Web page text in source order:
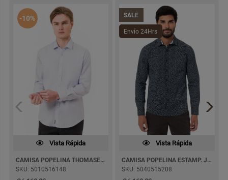
-10%
Vista Rápida
CAMISA POPELINA THOMASEL 4 M/LARGA
SKU: 5010516148
SALE
Envío 24Hrs
Vista Rápida
CAMISA POPELINA ESTAMP. JETSEM M/LARGA
SKU: 5040515208